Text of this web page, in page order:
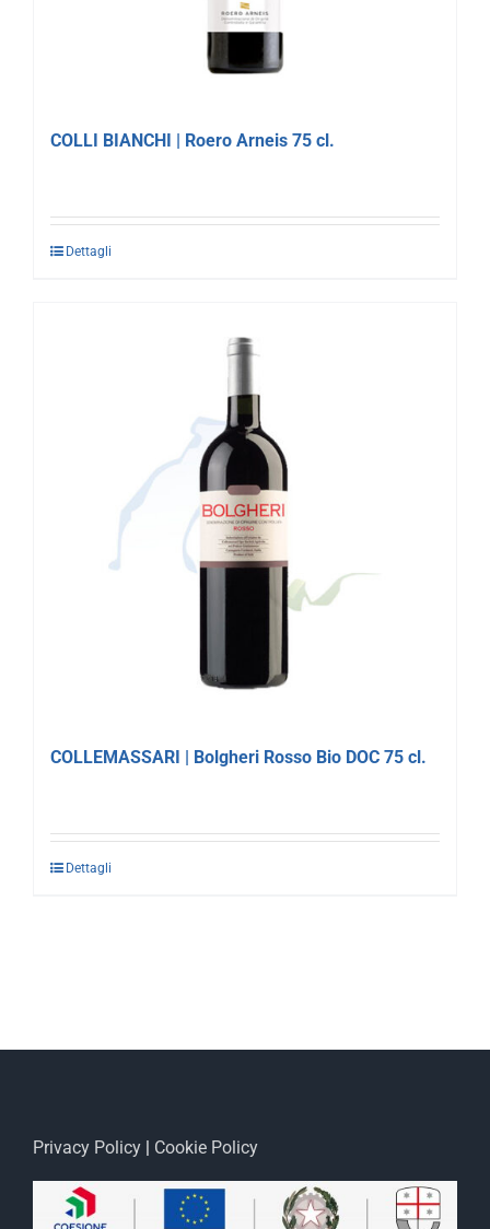
COLLI BIANCHI | Roero Arneis 75 cl.
Dettagli
COLLEMASSARI | Bolgheri Rosso Bio DOC 75 cl.
Dettagli
Privacy Policy | Cookie Policy